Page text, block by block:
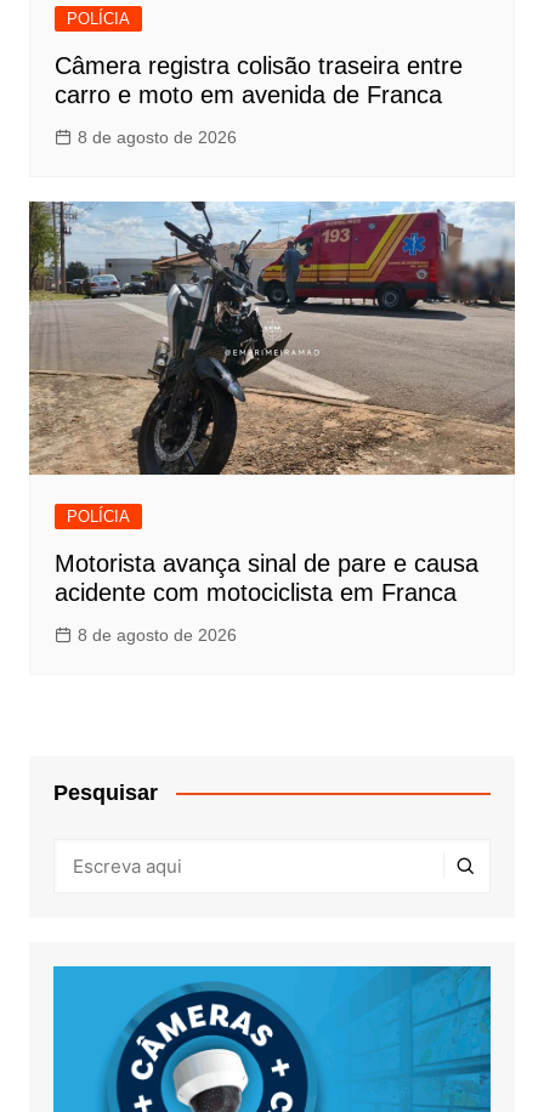
POLÍCIA
Câmera registra colisão traseira entre
carro e moto em avenida de Franca
8 de agosto de 2026
POLÍCIA
Motorista avança sinal de pare e causa
acidente com motociclista em Franca
8 de agosto de 2026
Pesquisar